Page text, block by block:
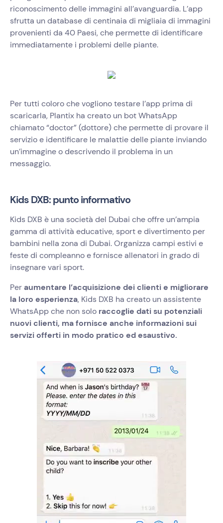
riconoscimento delle immagini all’avanguardia. L’app
sfrutta un database di centinaia di migliaia di immagini
provenienti da 40 Paesi, che permette di identificare
immediatamente i problemi delle piante.
Per tutti coloro che vogliono testare l’app prima di
scaricarla, Plantix ha creato un bot WhatsApp
chiamato “doctor” (dottore) che permette di provare il
servizio e identificare le malattie delle piante inviando
un’immagine o descrivendo il problema in un
messaggio.
Kids DXB: punto informativo
Kids DXB è una società del Dubai che offre un’ampia
gamma di attività educative, sport e divertimento per
bambini nella zona di Dubai. Organizza campi estivi e
feste di compleanno e fornisce allenatori in grado di
insegnare vari sport.
Peraumentare l’acquisizione dei clienti e migliorare
la loro esperienza, ‍ Kids DXB ha creato un assistente
WhatsApp che non solo raccoglie dati su potenziali
nuovi clienti, ma fornisce anche informazioni sui
servizi offerti in modo pratico ed esaustivo.